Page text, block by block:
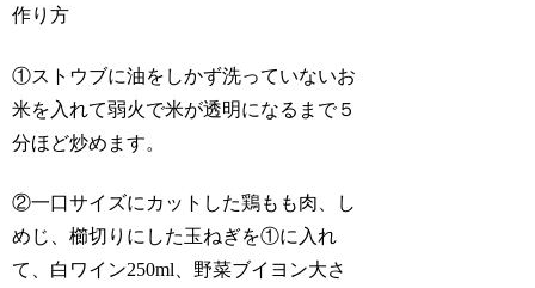
作り方
①ストウブに油をしかず洗っていないお
米を入れて弱火で米が透明になるまで５
分ほど炒めます。
②一口サイズにカットした鶏もも肉、し
めじ、櫛切りにした玉ねぎを①に入れ
て、白ワイン250ml、野菜ブイヨン大さ